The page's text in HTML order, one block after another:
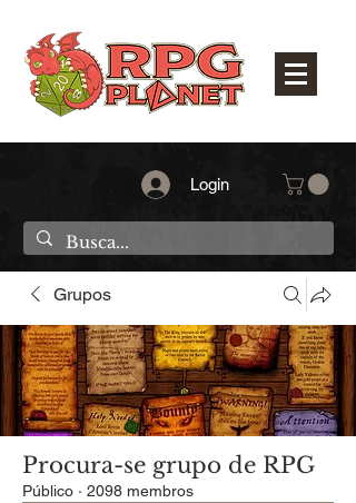
Login
Grupos
Procura-se grupo de RPG
Público · 2098 membros